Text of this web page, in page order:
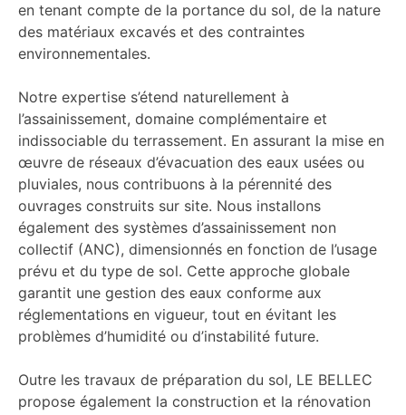
en tenant compte de la portance du sol, de la nature
des matériaux excavés et des contraintes
environnementales.
Notre expertise s’étend naturellement à
l’assainissement, domaine complémentaire et
indissociable du terrassement. En assurant la mise en
œuvre de réseaux d’évacuation des eaux usées ou
pluviales, nous contribuons à la pérennité des
ouvrages construits sur site. Nous installons
également des systèmes d’assainissement non
collectif (ANC), dimensionnés en fonction de l’usage
prévu et du type de sol. Cette approche globale
garantit une gestion des eaux conforme aux
réglementations en vigueur, tout en évitant les
problèmes d’humidité ou d’instabilité future.
Outre les travaux de préparation du sol, LE BELLEC
propose également la construction et la rénovation